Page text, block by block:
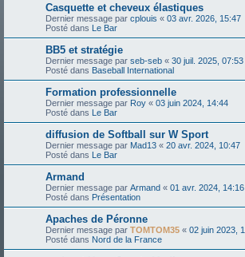
Casquette et cheveux élastiques
Dernier message par cplouis « 03 avr. 2026, 15:47
Posté dans Le Bar
BB5 et stratégie
Dernier message par seb-seb « 30 juil. 2025, 07:53
Posté dans Baseball International
Formation professionnelle
Dernier message par Roy « 03 juin 2024, 14:44
Posté dans Le Bar
diffusion de Softball sur W Sport
Dernier message par Mad13 « 20 avr. 2024, 10:47
Posté dans Le Bar
Armand
Dernier message par Armand « 01 avr. 2024, 14:16
Posté dans Présentation
Apaches de Péronne
Dernier message par TOMTOM35 « 02 juin 2023,
Posté dans Nord de la France